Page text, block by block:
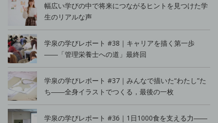
幅広い学びの中で将来につながるヒントを見つけた学
生のリアルな声
学泉の学びレポート #38｜キャリアを描く第一歩
――「管理栄養士への道」最終回
学泉の学びレポート #37｜みんなで描いた“わたし”た
ち――全身イラストでつくる，最後の一枚
学泉の学びレポート #36｜1日1000食を支える力――